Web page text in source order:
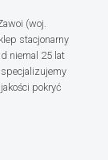
(woj.
stacjonarny
niemal 25 lat
pokryć